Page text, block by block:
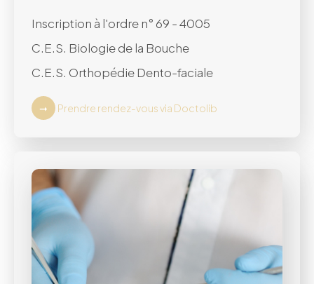
Inscription à l'ordre n° 69 - 4005
C.E.S. Biologie de la Bouche
C.E.S. Orthopédie Dento-faciale
Prendre rendez-vous via Doctolib